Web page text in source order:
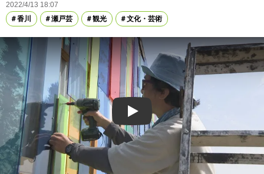
2022/4/13 18:07
香川
瀬戸芸 観光 文化・芸術
Play